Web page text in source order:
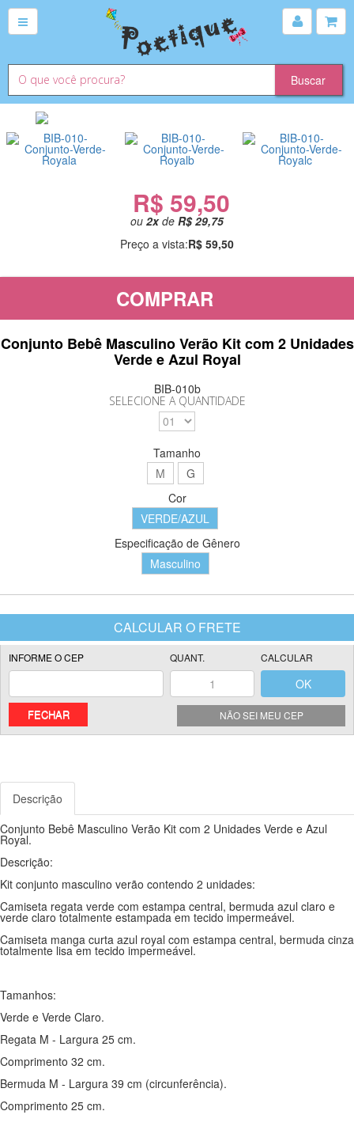
R$ 59,50
ou 2xde R$ 29,75
Preço a vista:R$ 59,50
COMPRAR
Conjunto Bebê Masculino Verão Kit com 2 Unidades
Verde e Azul Royal
BIB-010b
SELECIONE A QUANTIDADE
Tamanho
M
G
Cor
VERDE/AZUL
Especificação de Gênero
Masculino
NÃO SEI MEU CEP
FECHAR
Descrição
Conjunto Bebê Masculino Verão Kit com 2 Unidades Verde e Azul
Royal.
Descrição:
Kit conjunto masculino verão contendo 2 unidades:
Camiseta regata verde com estampa central, bermuda azul claro e
verde claro totalmente estampada em tecido impermeável.
Camiseta manga curta azul royal com estampa central, bermuda cinza
totalmente lisa em tecido impermeável.
Tamanhos:
Verde e Verde Claro.
Regata M - Largura 25 cm.
Comprimento 32 cm.
Bermuda M - Largura 39 cm (circunferência).
Comprimento 25 cm.